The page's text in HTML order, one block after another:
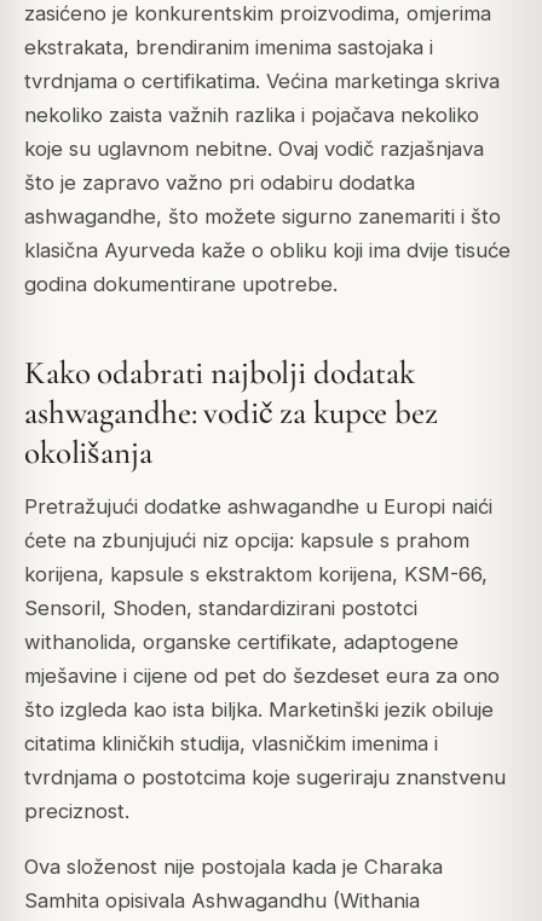
zasićeno je konkurentskim proizvodima, omjerima
ekstrakata, brendiranim imenima sastojaka i
tvrdnjama o certifikatima. Većina marketinga skriva
nekoliko zaista važnih razlika i pojačava nekoliko
koje su uglavnom nebitne. Ovaj vodič razjašnjava
što je zapravo važno pri odabiru dodatka
ashwagandhe, što možete sigurno zanemariti i što
klasična Ayurveda kaže o obliku koji ima dvije tisuće
godina dokumentirane upotrebe.
Kako odabrati najbolji dodatak
ashwagandhe: vodič za kupce bez
okolišanja
Pretražujući dodatke ashwagandhe u Europi naići
ćete na zbunjujući niz opcija: kapsule s prahom
korijena, kapsule s ekstraktom korijena, KSM-66,
Sensoril, Shoden, standardizirani postotci
withanolida, organske certifikate, adaptogene
mješavine i cijene od pet do šezdeset eura za ono
što izgleda kao ista biljka. Marketinški jezik obiluje
citatima kliničkih studija, vlasničkim imenima i
tvrdnjama o postotcima koje sugeriraju znanstvenu
preciznost.
Ova složenost nije postojala kada je Charaka
Samhita opisivala Ashwagandhu (Withania